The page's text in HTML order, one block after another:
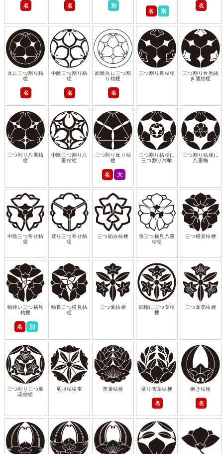
名 名 別
名 別
名
丸に三つ割り桔
梗
名
中陰三つ割り桔
梗
名
総陰丸に三つ割
り桔梗
名
三つ割り裏桔梗
三つ割り台地抜
き裏桔梗
三つ割り八重桔
梗
中陰三つ割り八
重桔梗
三つ割り反り桔
梗
名 大
三つ割り桔梗に
三つ割り片喰
三つ割り桔梗に
八重梅
中陰三つ寄せ桔
梗
変り三つ寄せ桔
梗
三つ組み桔梗
陰三つ横見八重
桔梗
三つ横見桔梗
軸違い三つ横見
桔梗
名 別
軸長三つ横見桔
梗
三つ葉桔梗
細輪に三つ葉桔
梗
三つ葉花桔梗
三つ割り三つ葉
花桔梗
竜胆桔梗車 杏葉桔梗 変り杏葉桔梗
名
抱き桔梗
名